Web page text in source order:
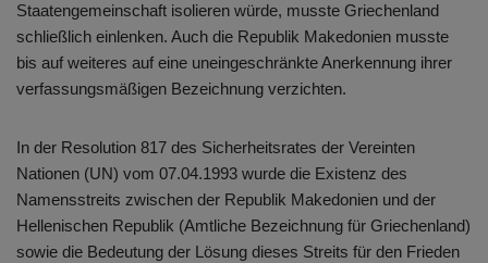
Staatengemeinschaft isolieren würde, musste Griechenland
schließlich einlenken. Auch die Republik Makedonien musste
bis auf weiteres auf eine uneingeschränkte Anerkennung ihrer
verfassungsmäßigen Bezeichnung verzichten.
In der Resolution 817 des Sicherheitsrates der Vereinten
Nationen (UN) vom 07.04.1993 wurde die Existenz des
Namensstreits zwischen der Republik Makedonien und der
Hellenischen Republik (Amtliche Bezeichnung für Griechenland)
sowie die Bedeutung der Lösung dieses Streits für den Frieden